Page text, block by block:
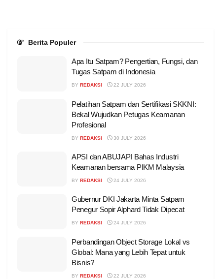
Berita Populer
Apa Itu Satpam? Pengertian, Fungsi, dan
Tugas Satpam di Indonesia
BY REDAKSI 22 JULY 2026
Pelatihan Satpam dan Sertifikasi SKKNI:
Bekal Wujudkan Petugas Keamanan
Profesional
BY REDAKSI 30 JULY 2026
APSI dan ABUJAPI Bahas Industri
Keamanan bersama PIKM Malaysia
BY REDAKSI 24 JULY 2026
Gubernur DKI Jakarta Minta Satpam
Penegur Sopir Alphard Tidak Dipecat
BY REDAKSI 24 JULY 2026
Perbandingan Object Storage Lokal vs
Global: Mana yang Lebih Tepat untuk
Bisnis?
BY REDAKSI 22 JULY 2026